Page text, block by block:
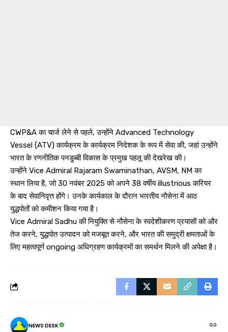
CWP&A का चार्ज लेने से पहले, उन्होंने Advanced Technology
Vessel (ATV) कार्यक्रम के कार्यक्रम निदेशक के रूप में सेवा की, जहां उन्होंने
भारत के रणनीतिक पनडुब्बी विकास के प्रमुख पहलू की देखरेख की।
उन्होंने Vice Admiral Rajaram Swaminathan, AVSM, NM का
स्थान लिया है, जो 30 नवंबर 2025 को अपने 38 वर्षीय illustrious करियर
के बाद सेवानिवृत्त होंगे। उनके कार्यकाल के दौरान भारतीय नौसेना में आठ
युद्धपोतों को कमीशन किया गया है।
Vice Admiral Sadhu की नियुक्ति से नौसेना के स्वदेशीकरण प्रयासों को और
तेज करने, युद्धपोत उत्पादन को मजबूत करने, और भारत की समुद्री क्षमताओं के
लिए महत्वपूर्ण ongoing अधिग्रहण कार्यक्रमों का समर्थन मिलने की अपेक्षा है।
NEWS DESK